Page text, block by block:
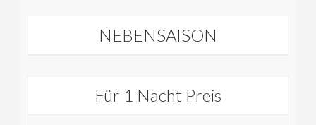
NEBENSAISON
Für 1 Nacht Preis